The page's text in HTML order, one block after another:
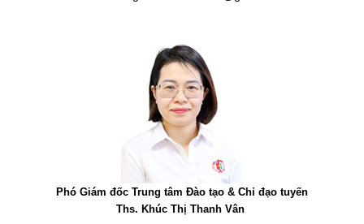
Phó Giám đốc Trung tâm Đào tạo & Chỉ đạo tuyến
Ths. Khúc Thị Thanh Vân